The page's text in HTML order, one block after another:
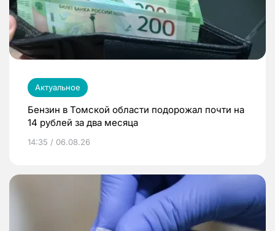
Актуальное
Бензин в Томской области подорожал почти на
14 рублей за два месяца
14:35 / 06.08.26